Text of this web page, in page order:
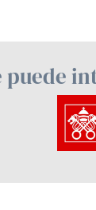
puede